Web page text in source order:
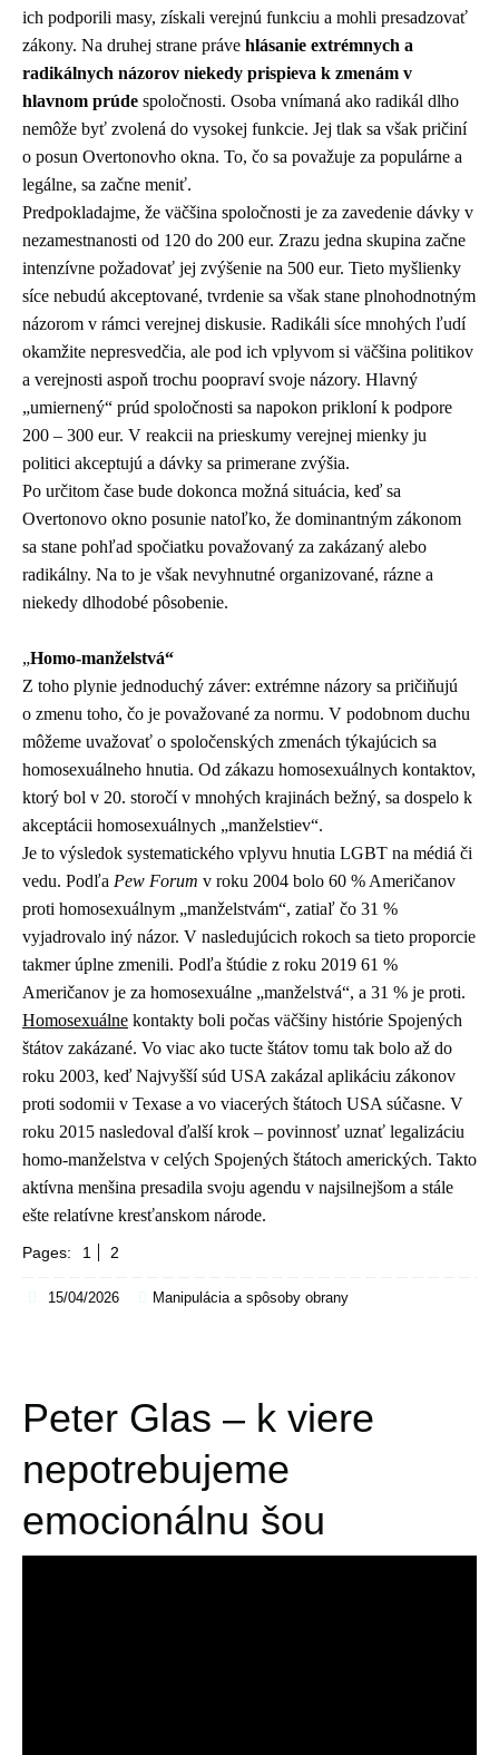
ich podporili masy, získali verejnú funkciu a mohli presadzovať
zákony. Na druhej strane práve hlásanie extrémnych a
radikálnych názorov niekedy prispieva k zmenám v
hlavnom prúde spoločnosti. Osoba vnímaná ako radikál dlho
nemôže byť zvolená do vysokej funkcie. Jej tlak sa však pričiní
o posun Overtonovho okna. To, čo sa považuje za populárne a
legálne, sa začne meniť.
Predpokladajme, že väčšina spoločnosti je za zavedenie dávky v
nezamestnanosti od 120 do 200 eur. Zrazu jedna skupina začne
intenzívne požadovať jej zvýšenie na 500 eur. Tieto myšlienky
síce nebudú akceptované, tvrdenie sa však stane plnohodnotným
názorom v rámci verejnej diskusie. Radikáli síce mnohých ľudí
okamžite nepresvedčia, ale pod ich vplyvom si väčšina politikov
a verejnosti aspoň trochu poopraví svoje názory. Hlavný
„umiernený“ prúd spoločnosti sa napokon prikloní k podpore
200 – 300 eur. V reakcii na prieskumy verejnej mienky ju
politici akceptujú a dávky sa primerane zvýšia.
Po určitom čase bude dokonca možná situácia, keď sa
Overtonovo okno posunie natoľko, že dominantným zákonom
sa stane pohľad spočiatku považovaný za zakázaný alebo
radikálny. Na to je však nevyhnutné organizované, rázne a
niekedy dlhodobé pôsobenie.
„Homo-manželstvá“
Z toho plynie jednoduchý záver: extrémne názory sa pričiňujú
o zmenu toho, čo je považované za normu. V podobnom duchu
môžeme uvažovať o spoločenských zmenách týkajúcich sa
homosexuálneho hnutia. Od zákazu homosexuálnych kontaktov,
ktorý bol v 20. storočí v mnohých krajinách bežný, sa dospelo k
akceptácii homosexuálnych „manželstiev“.
Je to výsledok systematického vplyvu hnutia LGBT na médiá či
vedu. Podľa Pew Forum v roku 2004 bolo 60 % Američanov
proti homosexuálnym „manželstvám“, zatiaľ čo 31 %
vyjadrovalo iný názor. V nasledujúcich rokoch sa tieto proporcie
takmer úplne zmenili. Podľa štúdie z roku 2019 61 %
Američanov je za homosexuálne „manželstvá“, a 31 % je proti.
Homosexuálne kontakty boli počas väčšiny histórie Spojených
štátov zakázané. Vo viac ako tucte štátov tomu tak bolo až do
roku 2003, keď Najvyšší súd USA zakázal aplikáciu zákonov
proti sodomii v Texase a vo viacerých štátoch USA súčasne. V
roku 2015 nasledoval ďalší krok – povinnosť uznať legalizáciu
homo-manželstva v celých Spojených štátoch amerických. Takto
aktívna menšina presadila svoju agendu v najsilnejšom a stále
ešte relatívne kresťanskom národe.
Pages: 1 2
15/04/2026 Manipulácia a spôsoby obrany
Peter Glas – k viere
nepotrebujeme
emocionálnu šou